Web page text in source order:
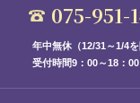
075-951-
年中無休（12/31～1/4を
受付時間9：00～18：00